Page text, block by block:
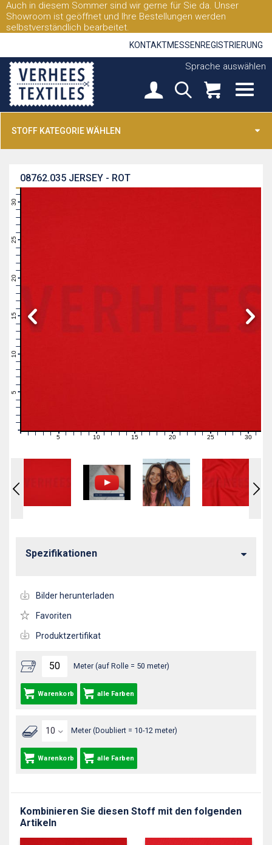
Auch in diesem Sommer sind wir gerne für Sie da. Unser
Showroom ist geöffnet und Ihre Bestellungen werden
selbstverständlich bearbeitet.
KONTAKTMESSEN REGISTRIERUNG
Sprache auswählen
STOFF KATEGORIE WÄHLEN
JERSEY - ROT
08762.035
11
16
21
26
1 2 3 4 6 7 89 11121314 16171819 21222324 26272829 31
Meter (auf Rolle = 50 meter)
Warenkorb alle Farben
Meter (Doubliert = 10-12 meter)
Warenkorb alle Farben
Spezifikationen
Bilder herunterladen
Favoriten
Produktzertifikat
Kombinieren Sie diesen Stoff mit den folgenden
Artikeln